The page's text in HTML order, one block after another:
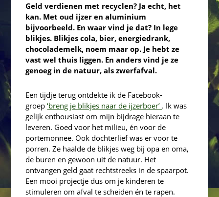
Geld verdienen met recyclen? Ja echt, het
kan. Met oud ijzer en aluminium
bijvoorbeeld. En waar vind je dat? In lege
blikjes. Blikjes cola, bier, energiedrank,
chocolademelk, noem maar op. Je hebt ze
vast wel thuis liggen. En anders vind je ze
genoeg in de natuur, als zwerfafval.
Een tijdje terug ontdekte ik de Facebook-
groep‘breng je blikjes naar de ijzerboer’ . Ik was
gelijk enthousiast om mijn bijdrage hieraan te
leveren. Goed voor het milieu, én voor de
portemonnee. Ook dochterlief was er voor te
porren. Ze haalde de blikjes weg bij opa en oma,
de buren en gewoon uit de natuur. Het
ontvangen geld gaat rechtstreeks in de spaarpot.
Een mooi projectje dus om je kinderen te
stimuleren om afval te scheiden én te rapen.